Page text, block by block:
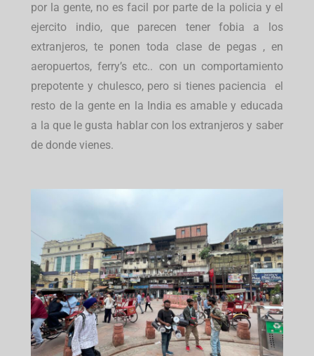
por la gente, no es facil por parte de la policia y el
ejercito indio, que parecen tener fobia a los
extranjeros, te ponen toda clase de pegas , en
aeropuertos, ferry’s etc.. con un comportamiento
prepotente y chulesco, pero si tienes paciencia el
resto de la gente en la India es amable y educada
a la que le gusta hablar con los extranjeros y saber
de donde vienes.